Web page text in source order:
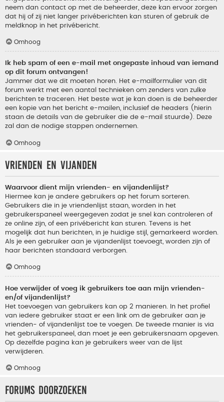
neem dan contact op met de beheerder, deze kan ervoor zorgen
dat hij of zij niet langer privéberichten kan sturen of gebruik de
meldknop in het privébericht.
Omhoog
Ik heb spam of een e-mail met ongepaste inhoud van iemand
op dit forum ontvangen!
Jammer dat we dit moeten horen. Het e-mailformulier van dit
forum werkt met een aantal technieken om zenders van zulke
berichten te traceren. Het beste wat je kan doen is de beheerder
een kopie van het bericht e-mailen, inclusief de headers (hierin
staan de details van de gebruiker die de e-mail stuurde). Deze
zal dan de nodige stappen ondernemen.
Omhoog
Vrienden en vijanden
Waarvoor dient mijn vrienden- en vijandenlijst?
Hiermee kan je andere gebruikers op het forum sorteren.
Gebruikers die in je vriendenlijst staan, worden in het
gebruikerspaneel weergegeven zodat je snel kan controleren of
ze online zijn, of een privébericht kan sturen. Tevens is het
mogelijk dat hun berichten, in je huidige stijl, gemarkeerd worden.
Als je een gebruiker aan je vijandenlijst toevoegt, worden zijn of
haar berichten standaard verborgen.
Omhoog
Hoe verwijder of voeg ik gebruikers toe aan mijn vrienden-
en/of vijandenlijst?
Het toevoegen van gebruikers kan op 2 manieren. In het profiel
van iedere gebruiker staat er een link om de gebruiker aan je
vrienden- of vijandenlijst toe te voegen. De tweede manier is via
het gebruikerspaneel, dan moet je een gebruikersnaam opgeven.
Op dezelfde pagina kan je gebruikers weer van de lijst
verwijderen.
Omhoog
Forums doorzoeken